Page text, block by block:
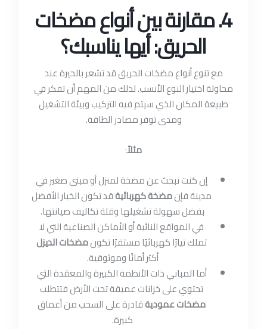
4. مقارنة بين أنواع مضخات
الحريق: أيها يناسبك؟
مع تنوع أنواع مضخات الحريق قد تشعر بالحيرة عند
محاولة اختيار النوع الأنسب. لذلك من المهم أن تفكر في
طبيعة المكان الذي سيتم فيه التركيب وبيئة التشغيل
ومدى توفر مصادر الطاقة.
مثلاً:
إن كنت تبحث عن مضخة لمنزل أو مبنى صغير في
مدينة فإنمضخة كهربائيةقد تكون الخيار الأفضل
بفضل سهولة تشغيلها وقلة تكاليف صيانتها.
في المواقع النائية أو الأماكن الصناعية التي لا
تملك تيارًا كهربائيًا مستقرًا تكونمضخات الديزل
أكثر أمانًا وموثوقية.
أما المباني ذات الأنظمة الكبيرة والمعقدة التي
تحتوي على خزانات عميقة تحت الأرض فتتطلب
مضخات عموديةقادرة على السحب من أعماق
كبيرة.